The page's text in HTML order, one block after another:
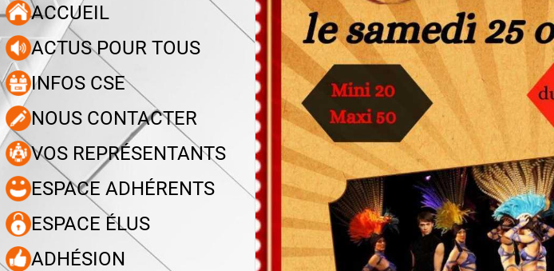
ACCUEIL
ACTUS POUR TOUS
INFOS CSE
NOUS CONTACTER
VOS REPRÉSENTANTS
ESPACE ADHÉRENTS
ESPACE ÉLUS
ADHÉSION